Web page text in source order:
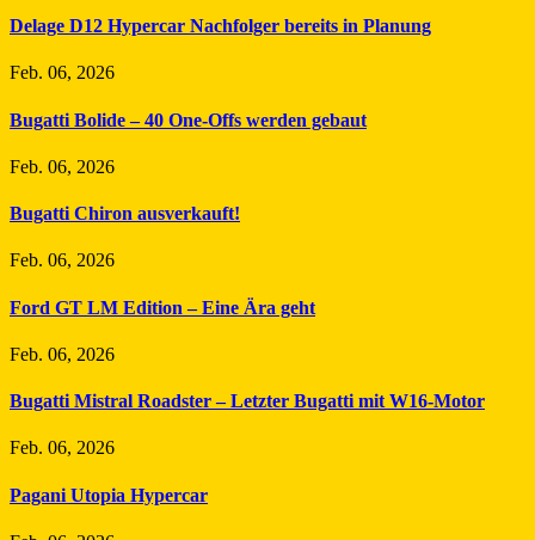
Delage D12 Hypercar Nachfolger bereits in Planung
Feb. 06, 2026
Bugatti Bolide – 40 One-Offs werden gebaut
Feb. 06, 2026
Bugatti Chiron ausverkauft!
Feb. 06, 2026
Ford GT LM Edition – Eine Ära geht
Feb. 06, 2026
Bugatti Mistral Roadster – Letzter Bugatti mit W16-Motor
Feb. 06, 2026
Pagani Utopia Hypercar